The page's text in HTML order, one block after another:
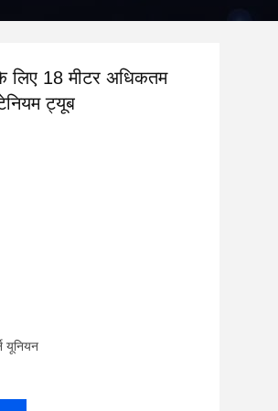
लिए 18 मीटर अधिकतम
ट्यूब
यूनियन